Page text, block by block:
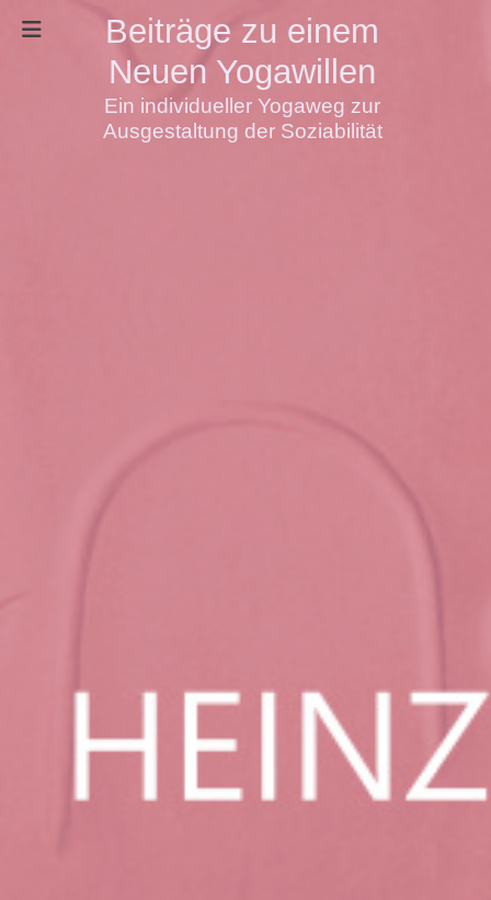
Beiträge zu einem
Neuen Yogawillen
Ein individueller Yogaweg zur
Ausgestaltung der Soziabilität